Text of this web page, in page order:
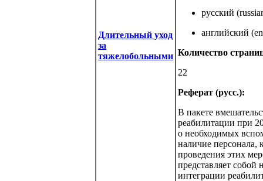
Длительный уход
за
тяжелобольными
русский
английский
Количество
22
Реферат (русс.):
В пакете
реабилитации при
о необходимых
наличие персонала,
проведения этих
представляет
интеграции